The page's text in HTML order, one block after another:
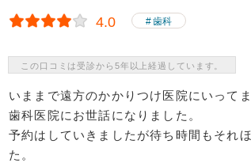
4.0 歯科
この口コミは受診から5年以上経過しています。
いままで遠方のかかりつけ医院にいって
歯科医院にお世話になりました。
予約はしていきましたが待ち時間もそれ
た。